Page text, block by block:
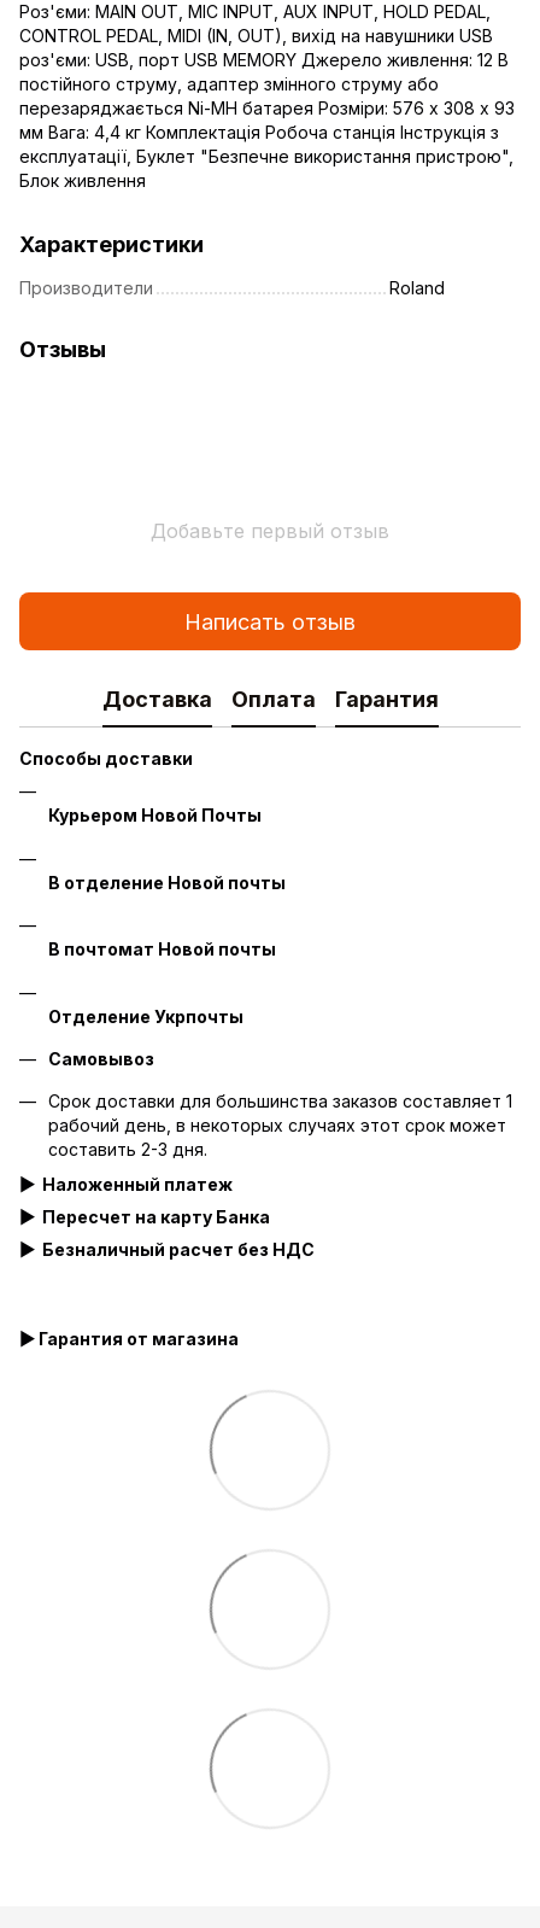
Роз'єми: MAIN OUT, MIC INPUT, AUX INPUT, HOLD PEDAL,
CONTROL PEDAL, MIDI (IN, OUT), вихід на навушники USB
роз'єми: USB, порт USB MEMORY Джерело живлення: 12 В
постійного струму, адаптер змінного струму або
перезаряджається Ni-MH батарея Розміри: 576 х 308 х 93
мм Вага: 4,4 кг Комплектація Робоча станція Інструкція з
експлуатації, Буклет "Безпечне використання пристрою",
Блок живлення
Характеристики
Производители Roland
Отзывы
Добавьте первый отзыв
Написать отзыв
Доставка Оплата Гарантия
Способы доставки
Курьером Новой Почты
В отделение Новой почты
В почтомат Новой почты
Отделение Укрпочты
Самовывоз
Срок доставки для большинства заказов составляет 1
рабочий день, в некоторых случаях этот срок может
составить 2-3 дня.
▶ Наложенный платеж
▶ Пересчет на карту Банка
▶ Безналичный расчет без НДС
▶ Гарантия от магазина